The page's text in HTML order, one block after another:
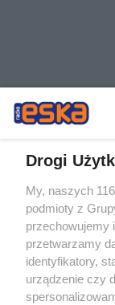
Żaden utwór
rozpowszechniany
tym także
eksploatacji w
Internecie bez
wykorzystanie
tzn. bez właściwej
ścigane prawnie.
Drogi
My, naszych
podmioty z
przechowujemy
przetwarzamy
identyfikatory,
urządzenie czy